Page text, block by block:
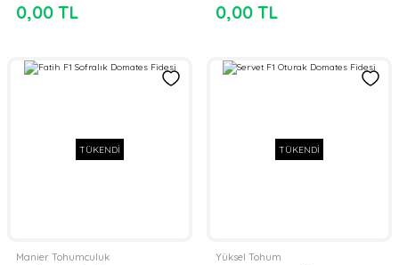
0,00 TL 0,00 TL
TÜKENDİ
Manier Tohumculuk
TÜKENDİ
Yüksel Tohum